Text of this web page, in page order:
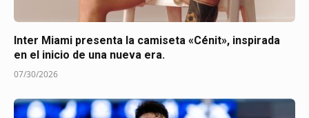
Inter Miami presenta la camiseta «Cénit», inspirada
en el inicio de una nueva era.
07/30/2026